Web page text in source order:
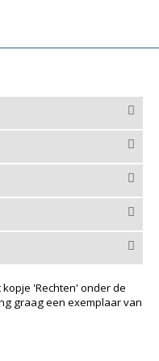
'Rechten' onder de
graag een exemplaar van